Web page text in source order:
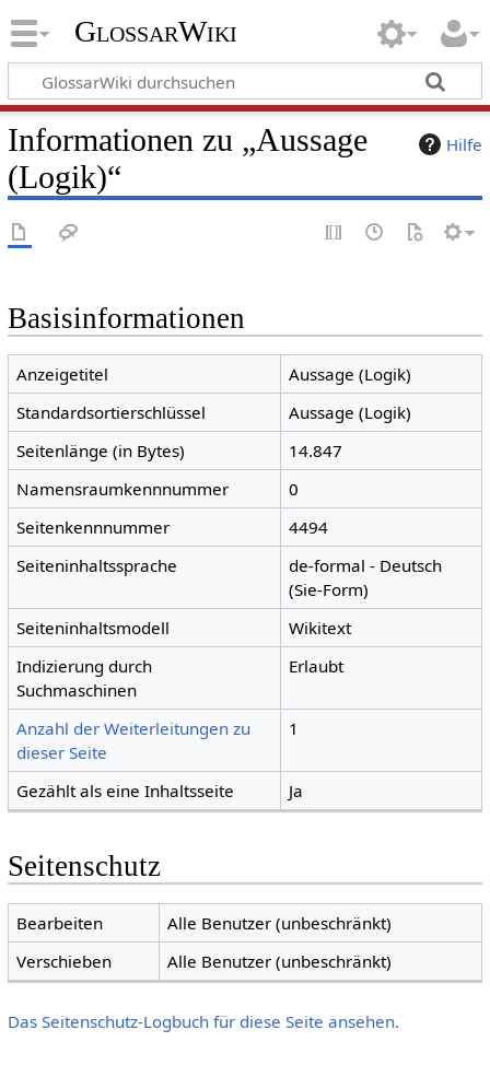
GlossarWiki
Hilfe
Informationen zu „Aussage
(Logik)“
Basisinformationen
Anzeigetitel
Aussage (Logik)
Standardsortierschlüssel
Aussage (Logik)
Seitenlänge (in Bytes)
14.847
Namensraumkennnummer
0
Seitenkennnummer
4494
Seiteninhaltssprache
de-formal - Deutsch
(Sie-Form)
Seiteninhaltsmodell
Wikitext
Indizierung durch
Suchmaschinen
Erlaubt
Anzahl der Weiterleitungen zu
dieser Seite
1
Gezählt als eine Inhaltsseite Ja
Seitenschutz
Bearbeiten
Alle Benutzer (unbeschränkt)
Verschieben
Alle Benutzer (unbeschränkt)
Das Seitenschutz-Logbuch für diese Seite ansehen.